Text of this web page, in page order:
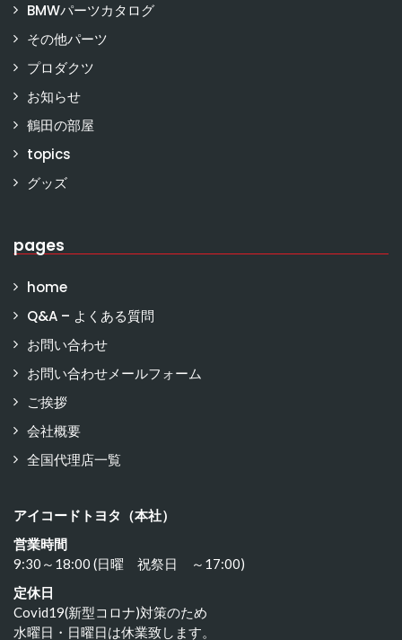
BMWパーツカタログ
その他パーツ
プロダクツ
お知らせ
鶴田の部屋
topics
グッズ
pages
home
Q&A – よくある質問
お問い合わせ
お問い合わせメールフォーム
ご挨拶
会社概要
全国代理店一覧
アイコードトヨタ（本社）
営業時間
9:30～18:00 (日曜 祝祭日 ～17:00)
定休日
Covid19(新型コロナ)対策のため
水曜日・日曜日は休業致します。